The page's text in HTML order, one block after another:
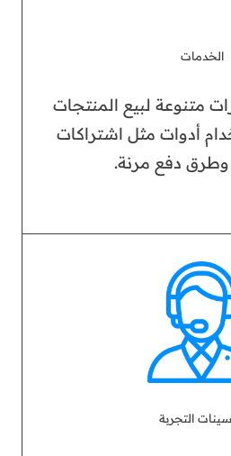
الخدمات
متنوعة لبيع المنتجات
أدوات مثل اشتراكات
التجربة